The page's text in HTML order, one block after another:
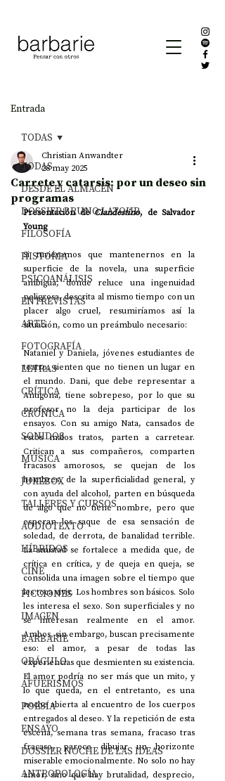
Entrada
TODAS
DESDE EL ALMACÉN
DOSSIER BRUNO LATOUR
FILOSOFÍA
HISTORIA
PSICOANÁLISIS
ENTREVISTAS
ARTE
FOTOGRAFÍA
LETRAS
CRÍTICA
CRÓNICA
SONIDOS
MÚSICA
JUKEBOX
TALLERES Y CURSOS
AUDIOTEXTO
HÍBRIDOS
CINE
FICCIONES
IMAGEN
BARBARIE
ORÁCULO
AFUERISMOS
POESÍA
ENSAYO
DOSSIER NOCHE DE LAS IDEAS
ANTROPOLOGÍA
TODAS
Carrete y catarsis: por un deseo sin
programas
Christian Anwandter
28 may 2025
Presentación de Clandestino, de Salvador
Young
Si tuviéramos que mantenernos en la
superficie de la novela, una superficie
ambigua, donde reluce una ingenuidad
peligrosa, descrita al mismo tiempo con un
placer algo cruel, resumiríamos así la
situación, como un preámbulo necesario:
Nataniel y Daniela, jóvenes estudiantes de
teatro, sienten que no tienen un lugar en
el mundo. Dani, que debe representar a
Antígona, tiene sobrepeso, por lo que su
profesor no la deja participar de los
ensayos. Con su amigo Nata, cansados de
estos malos tratos, parten a carretear.
Critican a sus compañeros, comparten
fracasos amorosos, se quejan de los
hombres, de la superficialidad general, y
con ayuda del alcohol, parten en búsqueda
de algo que no tiene nombre, pero que
esperan los saque de esa sensación de
soledad, de derrota, de banalidad terrible.
La amistad se fortalece a medida que, de
crítica en crítica, y de queja en queja, se
consolida una imagen sobre el tiempo que
les toca vivir. Los hombres son básicos. Solo
les interesa el sexo. Son superficiales y no
se interesan realmente en el amor.
Ambos, sin embargo, buscan precisamente
eso: el amor, a pesar de todas las
experiencias que desmienten su existencia.
El amor podría no ser más que un mito, y
lo que queda, en el entretanto, es una
noche abierta al encuentro de los cuerpos
entregados al deseo. Y la repetición de esta
escena, semana tras semana, fracaso tras
fracaso, parece dibujar un horizonte
miserable emocionalmente. No solo no hay
amor, sino que hay brutalidad, desprecio,